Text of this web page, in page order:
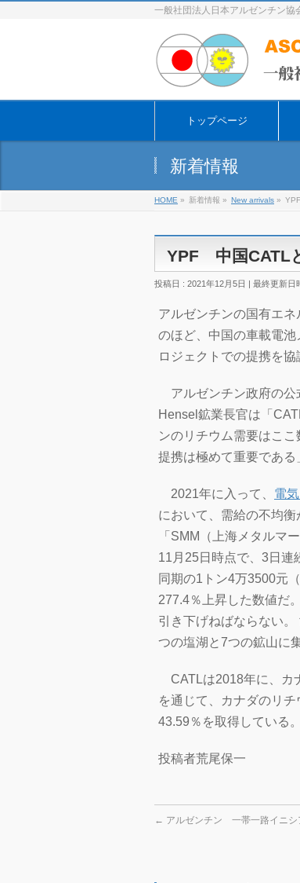
一般社団法人日本アルゼンチン協
トップページ
新着情報
HOME » 新着情報 » New arrivals »
YPF 中国CATL
投稿日 : 2021年12月5日 最終更新日
アルゼンチンの国有エ
のほど、中国の車載電
ロジェクトでの提携を協
アルゼンチン政府の公
Hensel鉱業長官は「
ンのリチウム需要はこ
提携は極めて重要である
2021年に入って、 電
において、需給の不均
「SMM（上海メタルマ
11月25日時点で、3日連
同期の1トン4万3500元
277.4％上昇した数値だ
引き下げねばならない
つの塩湖と7つの鉱山に
CATLは2018年に、カ
を通じて、カナダのリ
43.59％を取得している。
投稿者荒尾保一
← アルゼンチン 一帯一路イニシ